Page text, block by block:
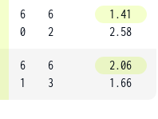
6
0
6
2
1.41
2.58
6
1
6
3
2.06
1.66